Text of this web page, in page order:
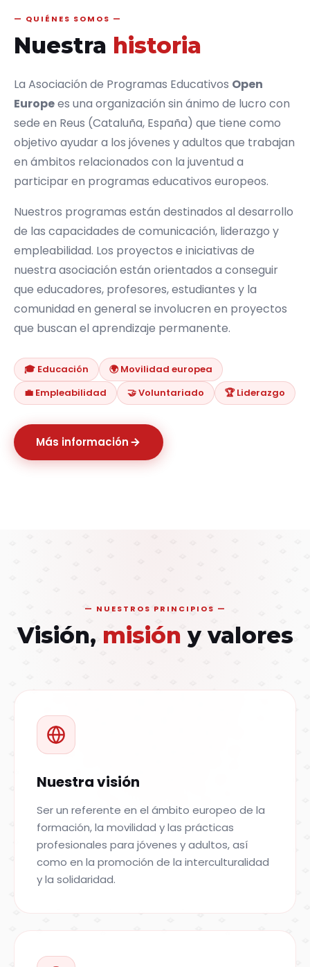
QUIÉNES SOMOS
Nuestra historia
La Asociación de Programas Educativos Open
Europees una organización sin ánimo de lucro con
sede en Reus (Cataluña, España) que tiene como
objetivo ayudar a los jóvenes y adultos que trabajan
en ámbitos relacionados con la juventud a
participar en programas educativos europeos.
Nuestros programas están destinados al desarrollo
de las capacidades de comunicación, liderazgo y
empleabilidad. Los proyectos e iniciativas de
nuestra asociación están orientados a conseguir
que educadores, profesores, estudiantes y la
comunidad en general se involucren en proyectos
que buscan el aprendizaje permanente.
🎓 Educación
🌍 Movilidad europea
💼 Empleabilidad
🤝 Voluntariado 🏆 Liderazgo
Más información
NUESTROS PRINCIPIOS
Visión, misión y valores
Nuestra visión
Ser un referente en el ámbito europeo de la
formación, la movilidad y las prácticas
profesionales para jóvenes y adultos, así
como en la promoción de la interculturalidad
y la solidaridad.